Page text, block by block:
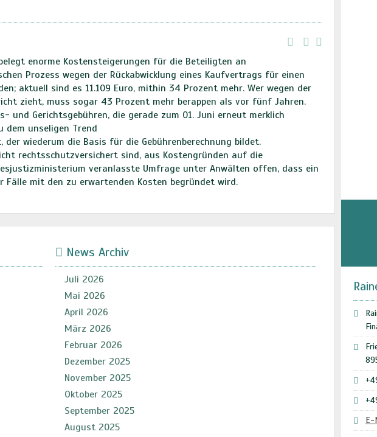
E-
enorme Kostensteigerungen für die Beteiligten an
Prozess wegen der Rückabwicklung eines Kaufvertrags für einen
aktuell sind es 11.109 Euro, mithin 34 Prozent mehr. Wer wegen der
zieht, muss sogar 43 Prozent mehr berappen als vor fünf Jahren.
Gerichtsgebühren, die gerade zum 01. Juni erneut merklich
dem unseligen Trend
wiederum die Basis für die Gebührenberechnung bildet.
rechtsschutzversichert sind, aus Kostengründen auf die
veranlasste Umfrage unter Anwälten offen, dass ein
mit den zu erwartenden Kosten begründet wird.
News Archiv
Juli 2026
Mai 2026
April 2026
März 2026
Februar 2026
Dezember 2025
November 2025
Oktober 2025
September 2025
August 2025